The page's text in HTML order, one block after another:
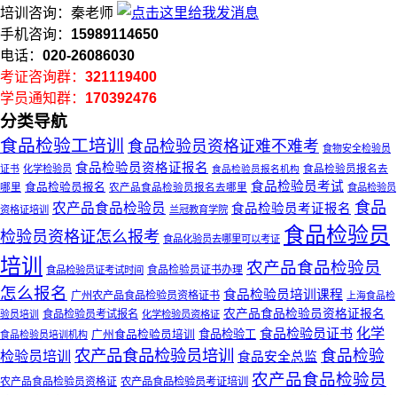
培训咨询：秦老师
手机咨询： 15989114650
电话： 020-26086030
考证咨询群： 321119400
学员通知群： 170392476
分类导航
食品检验工培训 食品检验员资格证难不难考 食物安全检验员
证书 化学检验员 食品检验员资格证报名 食品检验员报名机构 食品检验员报名去
哪里 食品检验员报名 农产品食品检验员报名去哪里 食品检验员考试 食品检验员
资格证培训 农产品食品检验员 兰冠教育学院 食品检验员考证报名 食品
检验员资格证怎么报考 食品化验员去哪里可以考证 食品检验员
培训
食品检验员证考试时间 食品检验员证书办理 农产品食品检验员
怎么报名 广州农产品食品检验员资格证书 食品检验员培训课程
上海食品检
验员培训
食品检验员考试报名 化学检验员资格证 农产品食品检验员资格证报名
食品检验员培训机构 广州食品检验员培训 食品检验工 食品检验员证书 化学
检验员培训 农产品食品检验员培训 食品安全总监 食品检验
农产品食品检验员资格证 农产品食品检验员考证培训 农产品食品检验员